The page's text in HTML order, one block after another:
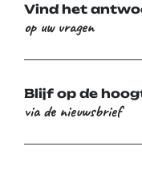
Vind het
op uw vragen
Blijf op de
via de nieuwsbrief